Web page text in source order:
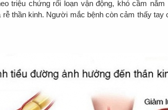
triệu chứng rối loạn vận động, khó cầm
thần kinh. Người mắc bệnh còn cảm thấy